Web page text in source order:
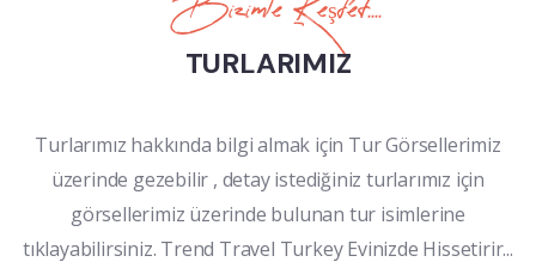
Bizimle Keşfet....​
TURLARIMIZ
Turlarımız hakkında bilgi almak için Tur Görsellerimiz
üzerinde gezebilir , detay istediğiniz turlarımız için
görsellerimiz üzerinde bulunan tur isimlerine
tıklayabilirsiniz. Trend Travel Turkey Evinizde Hissetirir...​